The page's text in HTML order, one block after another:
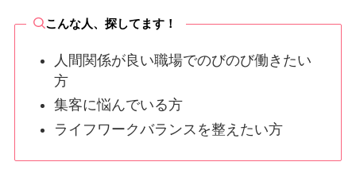
こんな人、探してます！
人間関係が良い職場でのびのび働きたい
方
集客に悩んでいる方
ライフワークバランスを整えたい方